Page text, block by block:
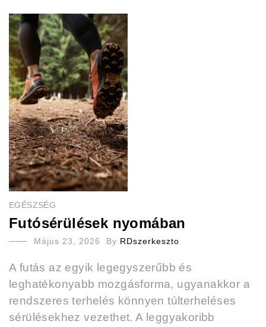
EGÉSZSÉG
Futósérülések nyomában
Május 23, 2026 By RDszerkeszto
A futás az egyik legegyszerűbb és
leghatékonyabb mozgásforma, ugyanakkor a
rendszeres terhelés könnyen túlterheléses
sérülésekhez vezethet. A leggyakoribb